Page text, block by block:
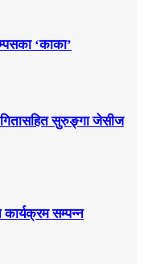
‘काका’
सुरुङ्गा जेसीज
सम्पन्न